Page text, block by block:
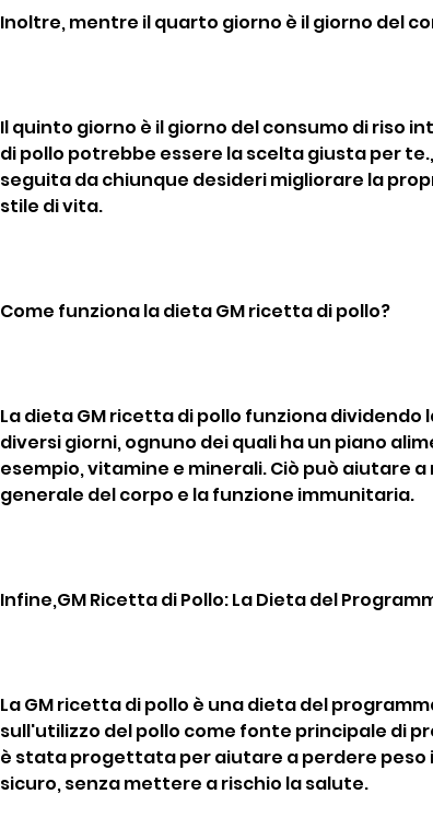
Inoltre, mentre il quarto giorno è il giorno del
Il quinto giorno è il giorno del consumo di riso
di pollo potrebbe essere la scelta giusta per
seguita da chiunque desideri migliorare la
stile di vita.
Come funziona la dieta GM ricetta di pollo?
La dieta GM ricetta di pollo funziona dividendo
diversi giorni, ognuno dei quali ha un piano
esempio, vitamine e minerali. Ciò può aiutare
generale del corpo e la funzione immunitaria.
Infine,GM Ricetta di Pollo: La Dieta del
La GM ricetta di pollo è una dieta del
sull'utilizzo del pollo come fonte principale di
è stata progettata per aiutare a perdere peso
sicuro, senza mettere a rischio la salute.